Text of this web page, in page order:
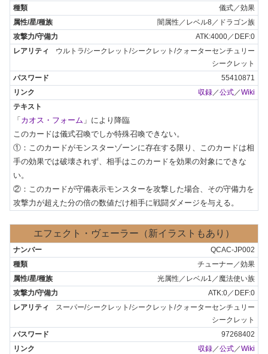
儀式／効果
闇属性／レベル8／ドラゴン族
ATK:4000／DEF:0
ウルトラ/シークレット/シークレット/クォーターセンチュリー
シークレット
55410871
収録 ／公式 ／Wiki
「 カオス・フォーム 」により降臨
このカードは儀式召喚でしか特殊召喚できない。
①：このカードがモンスターゾーンに存在する限り、このカードは相
手の効果では破壊されず、相手はこのカードを効果の対象にできな
い。
②：このカードが守備表示モンスターを攻撃した場合、その守備力を
攻撃力が超えた分の倍の数値だけ相手に戦闘ダメージを与える。
エフェクト・ヴェーラー（新イラストもあり）
QCAC-JP002
チューナー／効果
光属性／レベル1／魔法使い族
ATK:0／DEF:0
スーパー/シークレット/シークレット/クォーターセンチュリー
シークレット
97268402
収録／公式／Wiki